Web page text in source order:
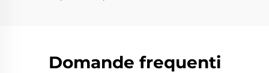
Domande frequenti